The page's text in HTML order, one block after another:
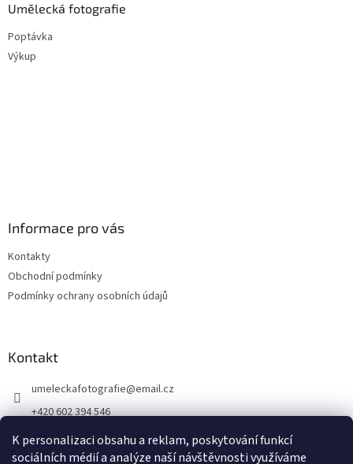
K personalizaci obsahu a reklam, poskytování funkcí
sociálních médií a analýze naší návštěvnosti využíváme
Umělecká fotografie
Poptávka
Výkup
Informace pro vás
Kontakty
Obchodní podmínky
Podmínky ochrany osobních údajů
Kontakt
umeleckafotografie@email.cz
+420 602 394 546
Facebook